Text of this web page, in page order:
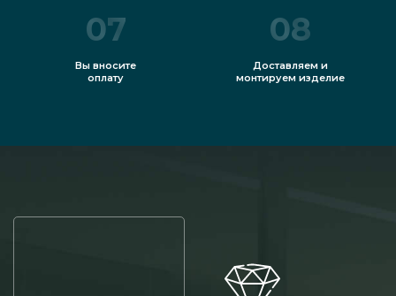
07
Вы вносите
оплату
08
Доставляем и
монтируем изделие